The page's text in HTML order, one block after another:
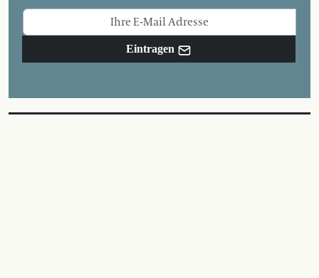
Eintragen